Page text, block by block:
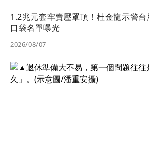
1.2兆元套牢賣壓罩頂！杜金龍示警台股
口袋名單曝光
2026/08/07